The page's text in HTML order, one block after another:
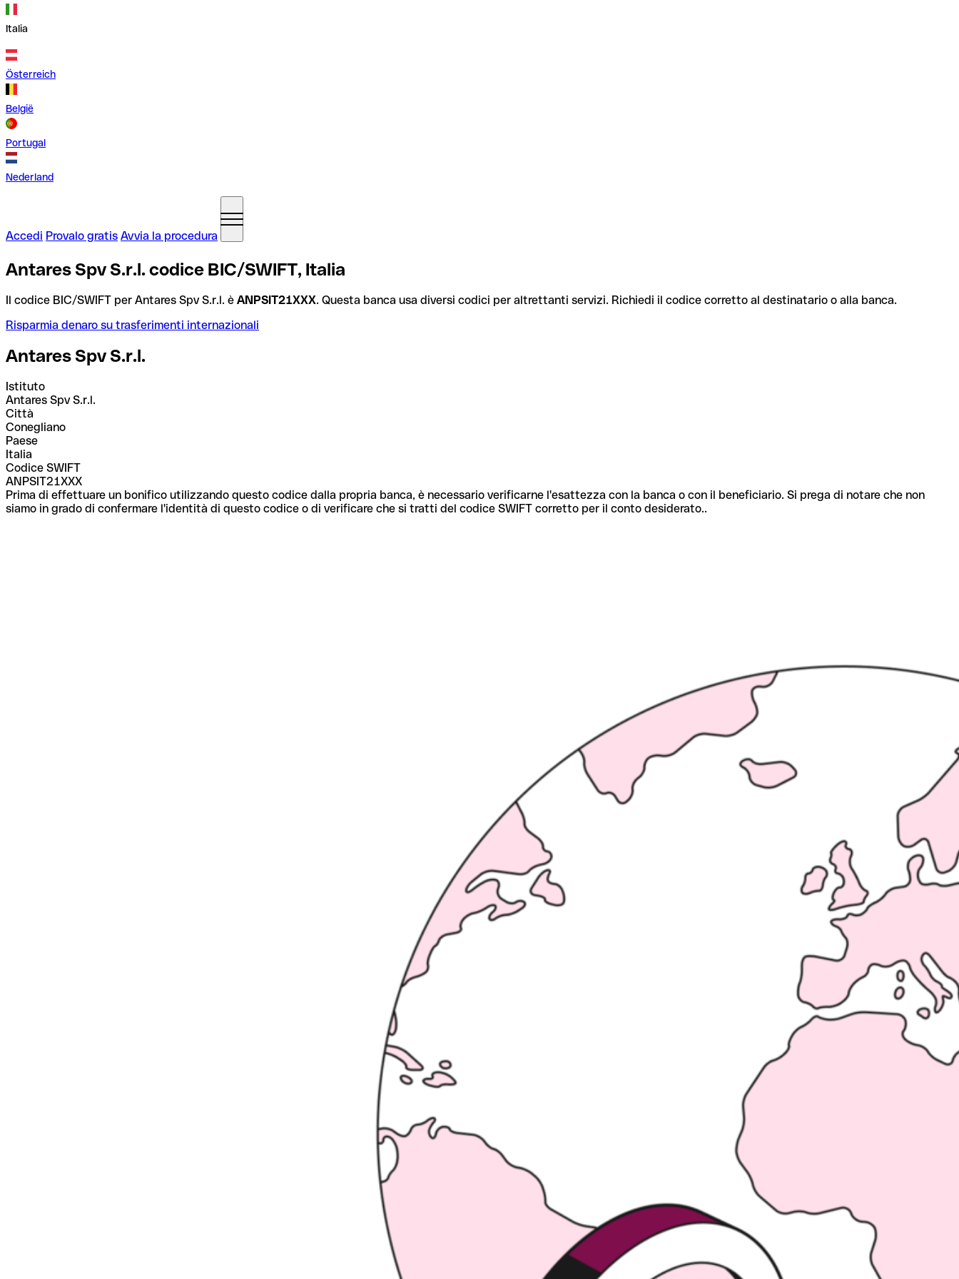
Italia
Österreich
België
Portugal
Nederland
Accedi Provalo gratis Avvia la procedura
Antares Spv S.r.l. codice BIC/SWIFT, Italia
Il codice BIC/SWIFT per Antares Spv S.r.l. è ANPSIT21XXX. Questa banca usa diversi codici per altrettanti servizi. Richiedi il codice corretto al destinatario o alla banca.
Risparmia denaro su trasferimenti internazionali
Antares Spv S.r.l.
Istituto
Antares Spv S.r.l.
Città
Conegliano
Paese
Italia
Codice SWIFT
ANPSIT21XXX
Prima di effettuare un bonifico utilizzando questo codice dalla propria banca, è necessario verificarne l'esattezza con la banca o con il beneficiario. Si prega di notare che non
siamo in grado di confermare l'identità di questo codice o di verificare che si tratti del codice SWIFT corretto per il conto desiderato..